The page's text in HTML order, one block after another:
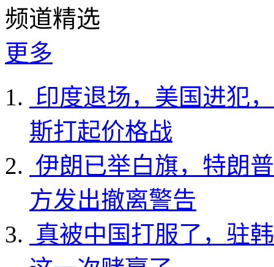
频道精选
更多
印度退场，美国进犯
斯打起价格战
伊朗已举白旗，特朗
方发出撤离警告
真被中国打服了，驻